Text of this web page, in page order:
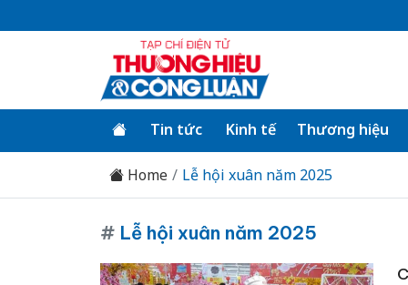
Tin tức Kinh tế Thương hiệu
Home Lễ hội xuân năm 2025
# Lễ hội xuân năm 2025